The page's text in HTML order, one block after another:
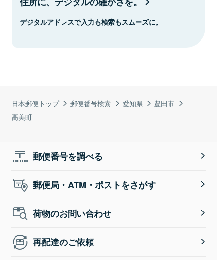
日本郵便トップ 郵便番号検索 愛知県
豊田市
高美町
デジタルアドレスで入力も検索もスムーズに。
郵便番号を調べる
郵便局・ATM・ポストをさがす
荷物のお問い合わせ
再配達のご依頼